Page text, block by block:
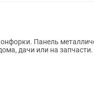
Панель
дачи или на запчасти.